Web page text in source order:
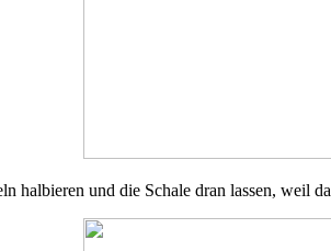
halbieren und die Schale dran lassen, weil